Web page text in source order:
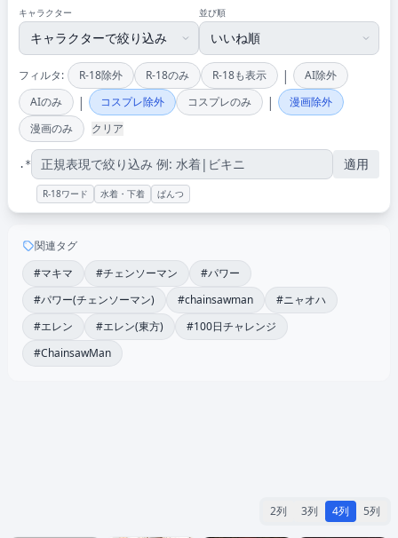
キャラクター 並び順
フィルタ: R-18除外 R-18のみ R-18も表示 |
AI除外
AIのみ
| コスプレ除外 コスプレのみ |
漫画除外
漫画のみ
クリア
.* 適用
R-18ワード 水着・下着 ぱんつ
関連タグ
#マキマ
#チェンソーマン
#パワー
#パワー(チェンソーマン)
#chainsawman
#ニャオハ
#エレン
#エレン(東方)
#100日チャレンジ
#ChainsawMan
2列 3列 4列 5列